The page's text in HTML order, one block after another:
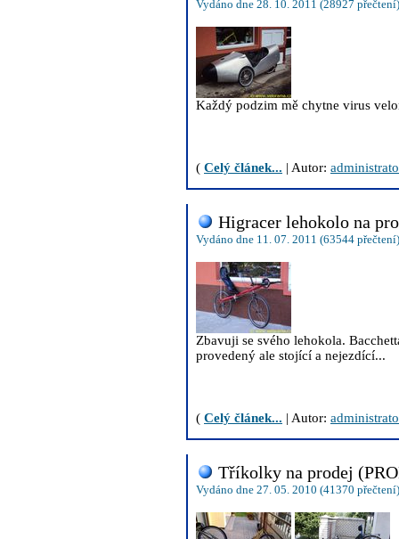
Vydáno dne 28. 10. 2011 (28927 přečtení)
Každý podzim mě chytne virus
( Celý článek... | Autor:
Higracer lehokolo na
Vydáno dne 11. 07. 2011 (63544 přečtení)
Zbavuji se svého lehokola.
provedený ale stojící a nejezdící...
( Celý článek... | Autor:
Tříkolky na prodej
Vydáno dne 27. 05. 2010 (41370 přečtení)